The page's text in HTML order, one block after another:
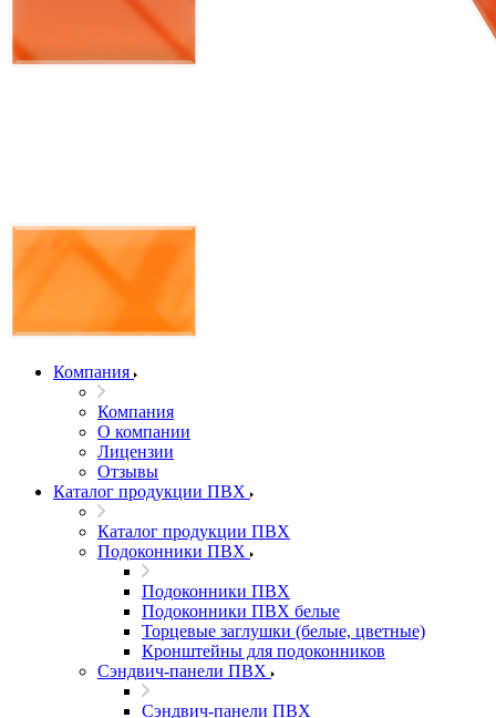
Компания
Компания
О компании
Лицензии
Отзывы
Каталог продукции ПВХ
Каталог продукции ПВХ
Подоконники ПВХ
Подоконники ПВХ
Подоконники ПВХ белые
Торцевые заглушки (белые, цветные)
Кронштейны для подоконников
Сэндвич-панели ПВХ
Сэндвич-панели ПВХ